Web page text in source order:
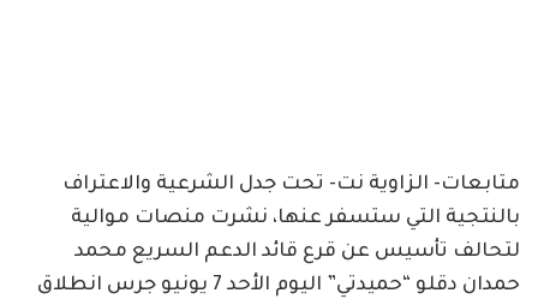
متابعات- الزاوية نت- تحت جدل الشرعية والاعتراف
بالنتجية التي ستسفر عنها، نشرت منصات موالية
لتحالف تأسيس عن قرع قائد الدعم السريع محمد
حمدان دقلو “حميدتي” اليوم الأحد 7 يونيو جرس انطلاق